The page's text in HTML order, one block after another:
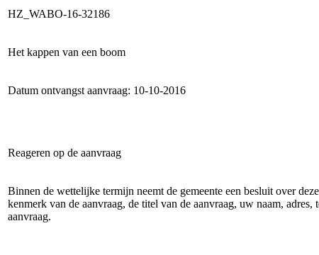
HZ_WABO-16-32186
Het kappen van een boom
Datum ontvangst aanvraag: 10-10-2016
Reageren op de aanvraag
Binnen de wettelijke termijn neemt de gemeente een besluit over
kenmerk van de aanvraag, de titel van de aanvraag, uw naam,
aanvraag.